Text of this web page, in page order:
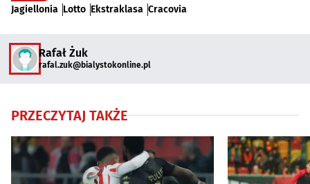
Jagiellonia Lotto Ekstraklasa Cracovia
Rafał Żuk
rafal.zuk@bialystokonline.pl
PRZECZYTAJ TAKŻE